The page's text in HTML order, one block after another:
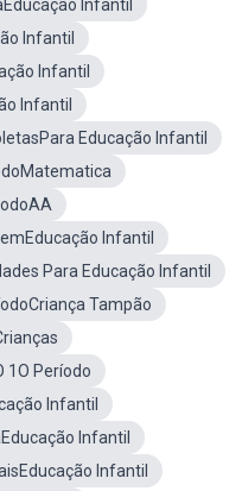
Infantil
Infantil
Infantil
Infantil
Educação Infantil
Infantil
Para Educação Infantil
Tampão
1O Período
Infantil
Infantil
Infantil